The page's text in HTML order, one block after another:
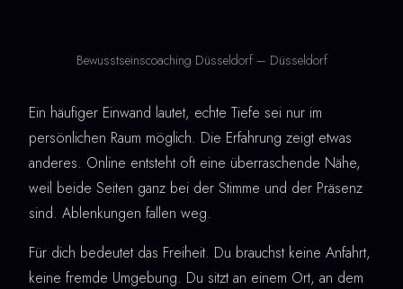
Bewusstseinscoaching Düsseldorf – Düsseldorf
Ein häufiger Einwand lautet, echte Tiefe sei nur im
persönlichen Raum möglich. Die Erfahrung zeigt etwas
anderes. Online entsteht oft eine überraschende Nähe,
weil beide Seiten ganz bei der Stimme und der Präsenz
sind. Ablenkungen fallen weg.
Für dich bedeutet das Freiheit. Du brauchst keine Anfahrt,
keine fremde Umgebung. Du sitzt an einem Ort, an dem